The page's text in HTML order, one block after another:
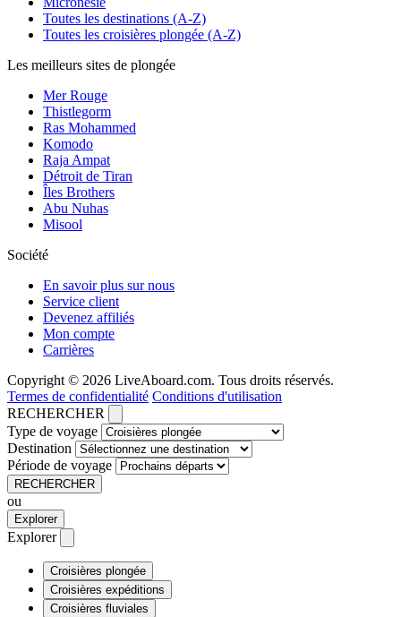
Toutes les destinations (A-Z)
Toutes les croisières plongée (A-Z)
Les meilleurs sites de plongée
Mer Rouge
Thistlegorm
Ras Mohammed
Komodo
Raja Ampat
Détroit de Tiran
Îles Brothers
Abu Nuhas
Misool
Société
En savoir plus sur nous
Service client
Devenez affiliés
Mon compte
Carrières
Copyright © 2026 LiveAboard.com. Tous droits réservés.
Termes de confidentialité Conditions d'utilisation
RECHERCHER
Type de voyage
Destination
Période de voyage
RECHERCHER
ou
Explorer
Explorer
Croisières plongée
Croisières expéditions
Croisières fluviales